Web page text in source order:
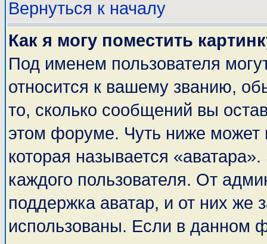
Вернуться к началу
Как я могу поместить
Под именем пользователя
относится к вашему званию,
то, сколько сообщений вы
этом форуме. Чуть ниже может
которая называется
каждого пользователя. От
поддержка аватар, и от них же
использованы. Если в данном